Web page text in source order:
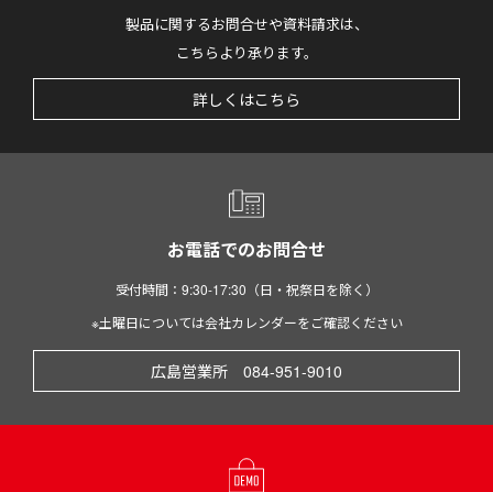
製品に関するお問合せや資料請求は、
こちらより承ります。
詳しくはこちら
お電話でのお問合せ
受付時間：9:30-17:30（日・祝祭日を除く）
※土曜日については会社カレンダーをご確認ください
広島営業所 084-951-9010